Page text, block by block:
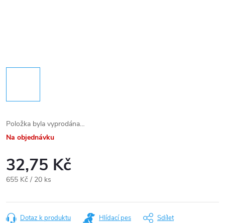
Položka byla vyprodána…
Na objednávku
32,75 Kč
Měrná
655 Kč / 20 ks
Dotaz k produktu Hlídací pes Sdílet